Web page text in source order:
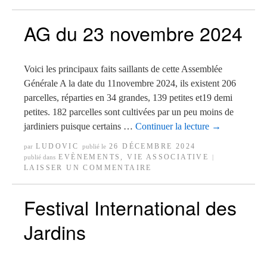
AG du 23 novembre 2024
Voici les principaux faits saillants de cette Assemblée
Générale A la date du 11novembre 2024, ils existent 206
parcelles, réparties en 34 grandes, 139 petites et19 demi
petites. 182 parcelles sont cultivées par un peu moins de
jardiniers puisque certains … Continuer la lecture →
par LUDOVIC publié le 26 DÉCEMBRE 2024
publié dans EVÈNEMENTS ,VIE ASSOCIATIVE
LAISSER UN COMMENTAIRE
Festival International des
Jardins